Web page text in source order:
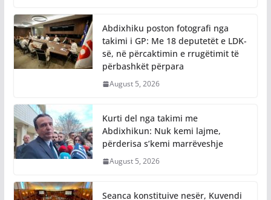
Abdixhiku poston fotografi nga
takimi i GP: Me 18 deputetët e LDK-
së, në përcaktimin e rrugëtimit të
përbashkët përpara
August 5, 2026
Kurti del nga takimi me
Abdixhikun: Nuk kemi lajme,
përderisa s’kemi marrëveshje
August 5, 2026
Seanca konstituive nesër, Kuvendi